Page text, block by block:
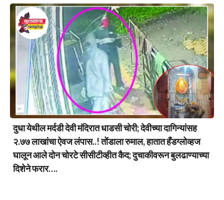
दुधा येथील मर्दडी देवी मंदिरात धाडसी चोरी; देवीच्या दागिन्यांसह
२.७७ लाखांचा ऐवज लंपास..! तोंडाला रुमाल, हातात हँडग्लोव्हज
घालून आले दोन चोरटे सीसीटीव्हीत कैद; दुचाकीवरून बुलढाण्याच्या
दिशेने फरार….